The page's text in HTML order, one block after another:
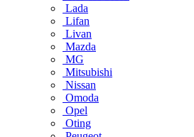
Lada
Lifan
Livan
Mazda
MG
Mitsubishi
Nissan
Omoda
Opel
Oting